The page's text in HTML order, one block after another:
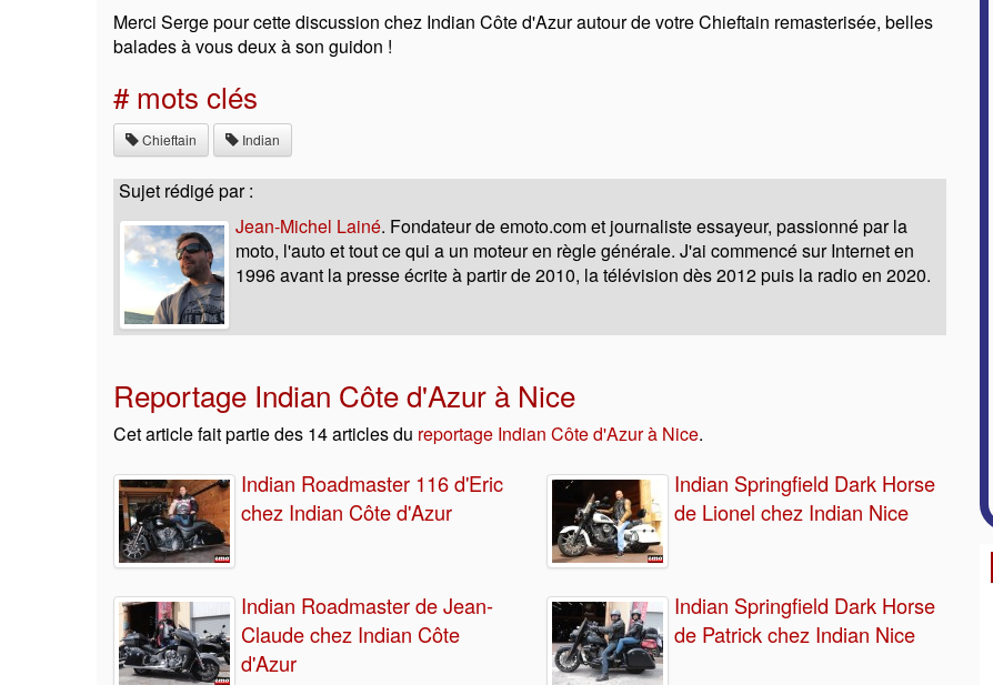
Merci Serge pour cette discussion chez Indian Côte d'Azur autour de votre Chieftain remasterisée, belles
balades à vous deux à son guidon !
# mots clés
Chieftain Indian
Sujet rédigé par :
Jean-Michel Lainé. Fondateur de emoto.com et journaliste essayeur, passionné par la
moto, l'auto et tout ce qui a un moteur en règle générale. J'ai commencé sur Internet en
1996 avant la presse écrite à partir de 2010, la télévision dès 2012 puis la radio en 2020.
Reportage Indian Côte d'Azur à Nice
Cet article fait partie des 14 articles du reportage Indian Côte d'Azur à Nice.
Indian Roadmaster 116 d'Eric
chez Indian Côte d'Azur
Indian Springfield Dark Horse
de Lionel chez Indian Nice
Indian Roadmaster de Jean-
Claude chez Indian Côte
d'Azur
Indian Springfield Dark Horse
de Patrick chez Indian Nice